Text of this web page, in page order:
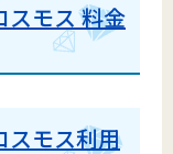
スモス 料金
スモス利用